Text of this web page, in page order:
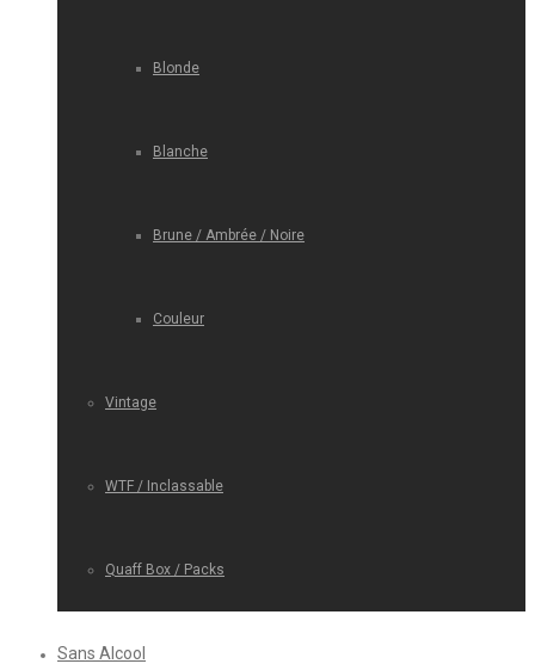
Blonde
Blanche
Brune / Ambrée / Noire
Couleur
Vintage
WTF / Inclassable
Quaff Box / Packs
Sans Alcool